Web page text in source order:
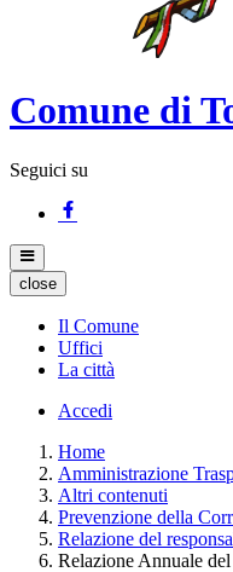
Comune di
Seguici su
close
Il Comune
Uffici
La città
Accedi
Home
Amministrazione
Altri contenuti
Prevenzione della
Relazione del
Relazione Annuale